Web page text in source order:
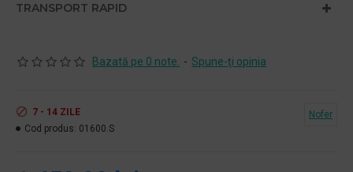
TRANSPORT RAPID
Bazată pe 0 note. - Spune-ţi opinia
7 - 14 ZILE
Cod produs: 01600.S
Nofer